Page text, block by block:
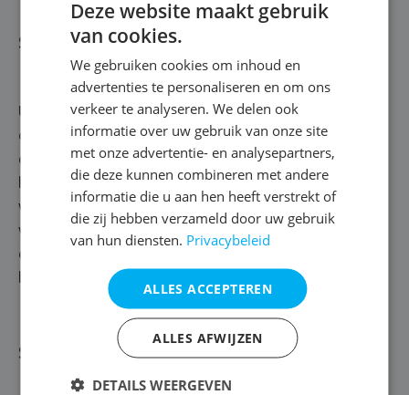
Stap 3 | Muur injecteren
Up next? Onderaan de muur boren we gaten met een
diameter van 10 à 14 millimeter. Dit doen we om de 10
centimeter. Vervolgens gaan we je muur injecteren met
het kwaliteitsproduct Rewahgel inject A+++. Deze gel
verspreidt zich gedurende 3 à 4 weken in je muur en
vormt een stevige, horizontale vochtbarrière, net boven
de vloer. Zo zetten we opstijgend vocht volledig
Stap 4 | Beschermen
Deze website maakt gebruik
van cookies.
We gebruiken cookies om inhoud en
advertenties te personaliseren en om ons
verkeer te analyseren. We delen ook
informatie over uw gebruik van onze site
met onze advertentie- en analysepartners,
die deze kunnen combineren met andere
informatie die u aan hen heeft verstrekt of
die zij hebben verzameld door uw gebruik
van hun diensten. Privacybeleid
ALLES ACCEPTEREN
ALLES AFWIJZEN
DETAILS WEERGEVEN